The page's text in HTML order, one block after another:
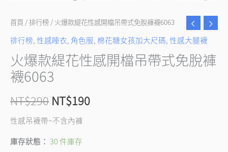
首頁 /排行榜 / 火爆款緹花性感開檔吊帶式免脫褲襪6063
排行榜, 性感睡衣, 角色服, 棉花糖女孩加大尺碼, 性感大腿襪
火爆款緹花性感開檔吊帶式免脫褲
襪6063
NT$290 NT$190
性感吊襪帶~不含內褲
庫存狀態： 30 件庫存
6063
量